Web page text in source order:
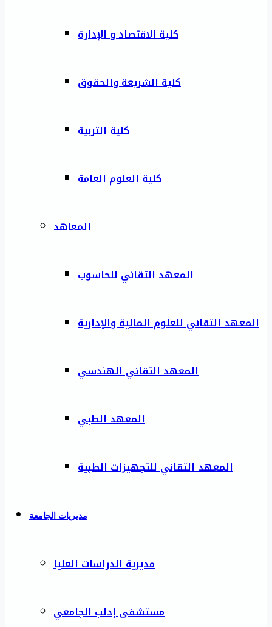
كلية الاقتصاد و الإدارة
كلية الشريعة والحقوق
كلية التربية
كلية العلوم العامة
المعاهد
المعهد التقاني للحاسوب
المعهد التقاني للعلوم المالية والإدارية
المعهد التقاني الهندسي
المعهد الطبي
المعهد التقاني للتجهيزات الطبية
مديريات الجامعة
مديرية الدراسات العليا
مستشفى إدلب الجامعي